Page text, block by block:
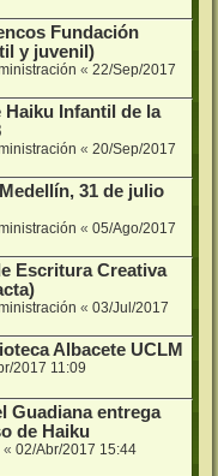
Fundación
y juvenil)
« 22/Sep/2017
Infantil de la
« 20/Sep/2017
31 de julio
« 05/Ago/2017
Escritura Creativa
« 03/Jul/2017
Albacete UCLM
2017 11:09
Guadiana entrega
de Haiku
« 02/Abr/2017 15:44